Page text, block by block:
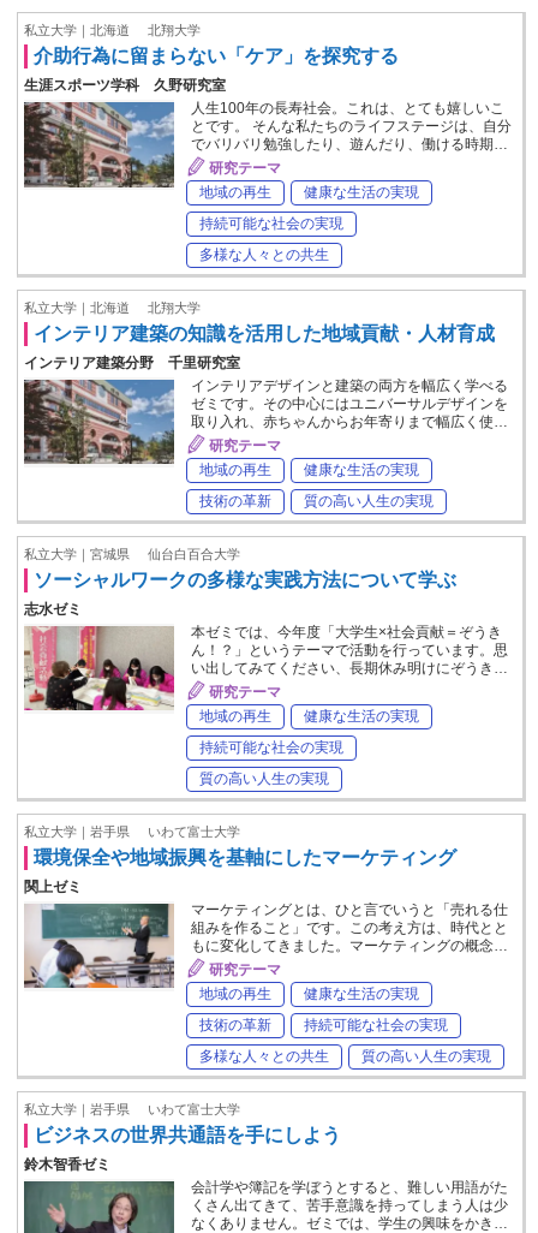
私立大学｜北海道 北翔大学
介助行為に留まらない「ケア」を探究する
生涯スポーツ学科 久野研究室
人生100年の長寿社会。これは、とても嬉しいこ
とです。 そんな私たちのライフステージは、自分
でバリバリ勉強したり、遊んだり、働ける時期…
研究テーマ
地域の再生
健康な生活の実現
持続可能な社会の実現
多様な人々との共生
私立大学｜北海道 北翔大学
インテリア建築の知識を活用した地域貢献・人材育成
インテリア建築分野 千里研究室
インテリアデザインと建築の両方を幅広く学べる
ゼミです。その中心にはユニバーサルデザインを
取り入れ、赤ちゃんからお年寄りまで幅広く使…
研究テーマ
地域の再生
健康な生活の実現
技術の革新
質の高い人生の実現
私立大学｜宮城県 仙台白百合大学
ソーシャルワークの多様な実践方法について学ぶ
志水ゼミ
本ゼミでは、今年度「大学生×社会貢献＝ぞうき
ん！？」というテーマで活動を行っています。思
い出してみてください、長期休み明けにぞうき…
研究テーマ
地域の再生
健康な生活の実現
持続可能な社会の実現
質の高い人生の実現
私立大学｜岩手県 いわて富士大学
環境保全や地域振興を基軸にしたマーケティング
関上ゼミ
マーケティングとは、ひと言でいうと「売れる仕
組みを作ること」です。この考え方は、時代とと
もに変化してきました。マーケティングの概念…
研究テーマ
地域の再生
健康な生活の実現
技術の革新
持続可能な社会の実現
多様な人々との共生
質の高い人生の実現
私立大学｜岩手県 いわて富士大学
ビジネスの世界共通語を手にしよう
鈴木智香ゼミ
会計学や簿記を学ぼうとすると、難しい用語がた
くさん出てきて、苦手意識を持ってしまう人は少
なくありません。ゼミでは、学生の興味をかき…